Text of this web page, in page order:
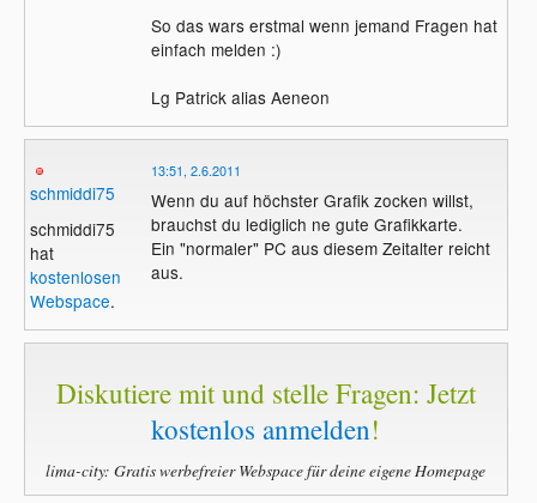
So das wars erstmal wenn jemand Fragen hat
einfach melden :)
Lg Patrick alias Aeneon
schmiddi75
schmiddi75
hat
kostenlosen
Webspace.
13:51, 2.6.2011
Wenn du auf höchster Grafik zocken willst,
brauchst du lediglich ne gute Grafikkarte.
Ein "normaler" PC aus diesem Zeitalter reicht
aus.
Diskutiere mit und stelle Fragen: Jetzt
kostenlos anmelden!
lima-city: Gratis werbefreier Webspace für deine eigene Homepage